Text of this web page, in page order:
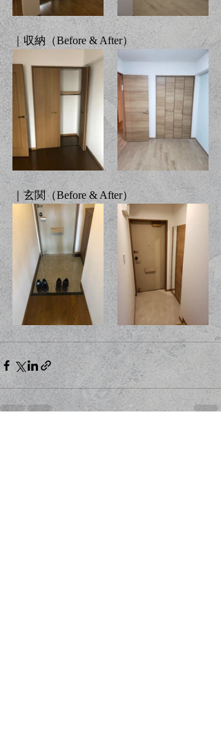
｜収納（Before & After）
｜玄関（Before & After）